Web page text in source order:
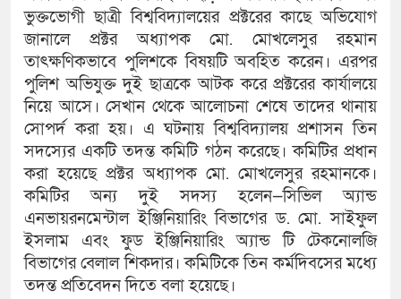
ভুক্তভোগী ছাত্রী বিশ্ববিদ্যালয়ের প্রক্টরের কাছে অভিযোগ
জানালে প্রক্টর অধ্যাপক মো. মোখলেসুর রহমান
তাৎক্ষণিকভাবে পুলিশকে বিষয়টি অবহিত করেন। এরপর
পুলিশ অভিযুক্ত দুই ছাত্রকে আটক করে প্রক্টরের কার্যালয়ে
নিয়ে আসে। সেখান থেকে আলোচনা শেষে তাদের থানায়
সোপর্দ করা হয়। এ ঘটনায় বিশ্ববিদ্যালয় প্রশাসন তিন
সদস্যের একটি তদন্ত কমিটি গঠন করেছে। কমিটির প্রধান
করা হয়েছে প্রক্টর অধ্যাপক মো. মোখলেসুর রহমানকে।
কমিটির অন্য দুই সদস্য হলেন—সিভিল অ্যান্ড
এনভায়রনমেন্টাল ইঞ্জিনিয়ারিং বিভাগের ড. মো. সাইফুল
ইসলাম এবং ফুড ইঞ্জিনিয়ারিং অ্যান্ড টি টেকনোলজি
বিভাগের বেলাল শিকদার। কমিটিকে তিন কর্মদিবসের মধ্যে
তদন্ত প্রতিবেদন দিতে বলা হয়েছে।